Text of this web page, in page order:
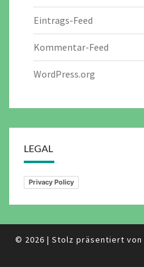
Eintrags-Feed
Kommentar-Feed
WordPress.org
LEGAL
Privacy Policy
© 2026 | Stolz präsentiert von